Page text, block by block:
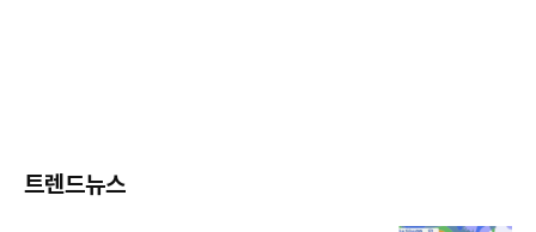
트렌드뉴스